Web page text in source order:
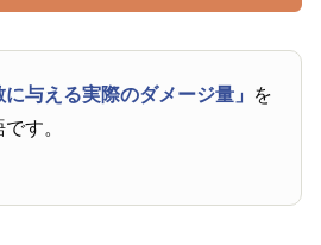
に与える実際のダメージ量」 を
す。